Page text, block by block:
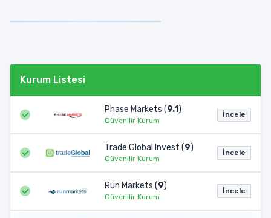
Kurum Listesi
Phase Markets (9.1)
Güvenilir Kurum
İncele
Trade Global Invest (9)
Güvenilir Kurum
İncele
Run Markets (9)
Güvenilir Kurum
İncele